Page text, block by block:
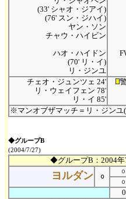
(33' シャオ・ジアイ)
(76' スン・ジハイ)
ヤン・ソン
チャウ・ハイビン
ハオ・ハイドン
(70' リ・イ)
リ・ジンユ
チェオ・ジュンツェ 24'
リ・ウェイフェン 78'
リ・イ 85'
※マンオブザマッチ＝リ・ジンユ
◆グループB
(2004/7/27)
◆グループB：2004年
ヨルダン ０